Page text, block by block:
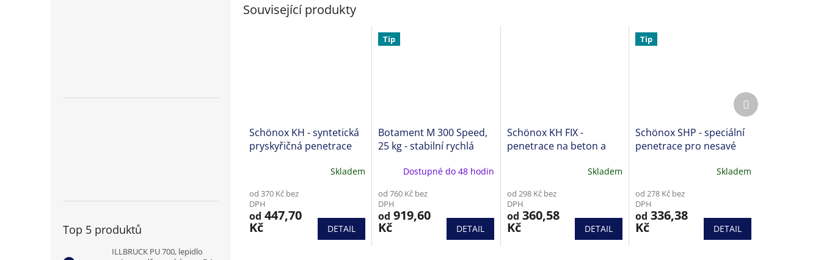
Top 5 produktů
ILLBRUCK PU 700, lepidlo
Související produkty
Schönox KH - syntetická
pryskyřičná penetrace
produktu
je
5,0
z
Skladem
od 370 Kč bez
DPH
od 447,70
Kč DETAIL
Tip
Botament M 300 Speed,
25 kg - stabilní rychlá
Dostupné do 48 hodin
od 760 Kč bez
DPH
od 919,60
Kč DETAIL
Schönox KH FIX -
penetrace na beton a
Skladem
od 298 Kč bez
DPH
od 360,58
Kč DETAIL
Tip
Schönox SHP - speciální
penetrace pro nesavé
Skladem
od 278 Kč bez
DPH
od 336,38
Kč DETAIL
Další
produkt